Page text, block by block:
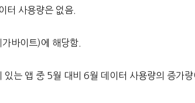
터 사용량은 없음.
바이트)에 해당함.
는 앱 중 5월 대비 6월 데이터 사용량의 증가량